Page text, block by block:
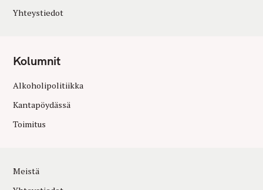
Yhteystiedot
Kolumnit
Alkoholipolitiikka
Kantapöydässä
Toimitus
Meistä